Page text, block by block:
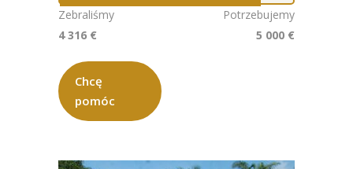
Chcę
pomóc
Zebraliśmy
4 316 €
Potrzebujemy
5 000 €